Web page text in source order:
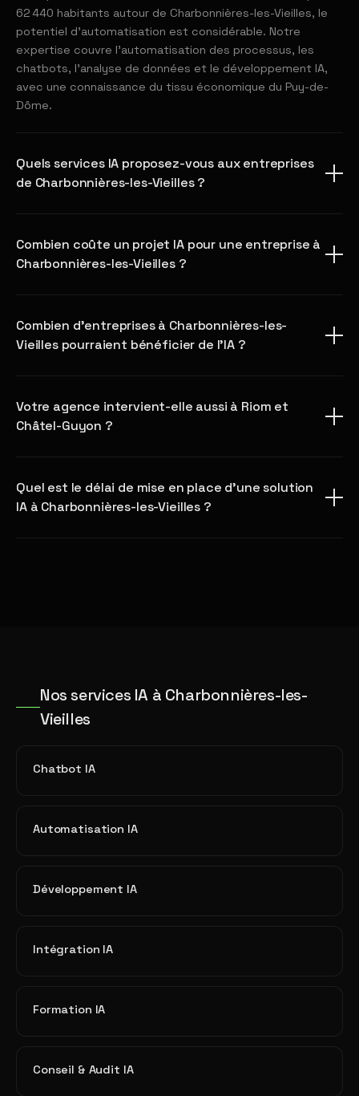
62 440 habitants autour de Charbonnières-les-Vieilles, le
potentiel d'automatisation est considérable. Notre
expertise couvre l'automatisation des processus, les
chatbots, l'analyse de données et le développement IA,
avec une connaissance du tissu économique du Puy-de-
Dôme.
Quels services IA proposez-vous aux entreprises
de Charbonnières-les-Vieilles ?
Combien coûte un projet IA pour une entreprise à
Charbonnières-les-Vieilles ?
Combien d'entreprises à Charbonnières-les-
Vieilles pourraient bénéficier de l'IA ?
Votre agence intervient-elle aussi à Riom et
Châtel-Guyon ?
Quel est le délai de mise en place d'une solution
IA à Charbonnières-les-Vieilles ?
Nos services IA à Charbonnières-les-
Vieilles
Chatbot IA
Automatisation IA
Développement IA
Intégration IA
Formation IA
Conseil & Audit IA